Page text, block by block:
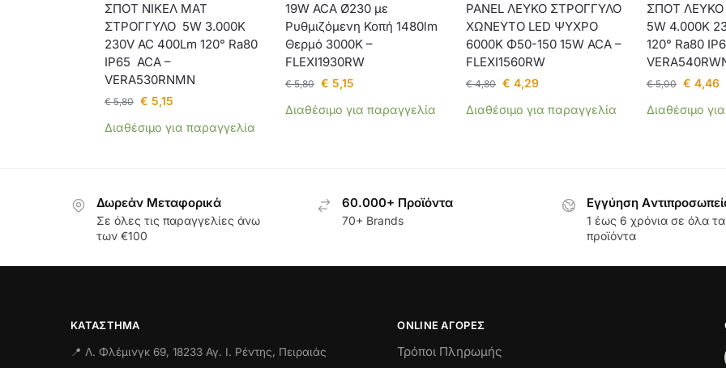
ΣΠΟΤ ΝΙΚΕΛ ΜΑΤ
ΣΤΡΟΓΓΥΛΟ 5W 3.000K
230V AC 400Lm 120° Ra80
IP65 ACA –
VERA530RNMN
€5,80 € 5,15
Διαθέσιμο για παραγγελία
19W ACA Ø230 με
Ρυθμιζόμενη Κοπή 1480lm
Θερμό 3000K –
FLEXI1930RW
€5,80 € 5,15
Διαθέσιμο για παραγγελία
PANEL ΛΕΥΚΟ ΣΤΡΟΓΓΥΛΟ
ΧΩΝΕΥΤΟ LED ΨΥΧΡΟ
6000Κ Φ50-150 15W ACA –
FLEXI1560RW
€4,80 € 4,29
Διαθέσιμο για παραγγελία
ΣΠΟΤ
5W 4.000K
120° Ra80
€5,00 € 4,46
Διαθέσιμο
Δωρεάν Μεταφορικά
Σε όλες τις παραγγελίες άνω
των €100
60.000+ Προϊόντα
70+ Brands
Εγγύηση
1 έως 6 χρόνια σε όλα τα
προϊόντα
ΚΑΤΆΣΤΗΜΑ
📍 Λ. Φλέμινγκ 69, 18233 Αγ. Ι. Ρέντης, Πειραιάς
ONLINE ΑΓΟΡΕΣ
Τρόποι Πληρωμής